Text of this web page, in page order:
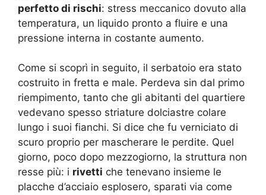
perfetto di rischi: stress meccanico dovuto alla
temperatura, un liquido pronto a fluire e una
pressione interna in costante aumento.
Come si scoprì in seguito, il serbatoio era stato
costruito in fretta e male. Perdeva sin dal primo
riempimento, tanto che gli abitanti del quartiere
vedevano spesso striature dolciastre colare
lungo i suoi fianchi. Si dice che fu verniciato di
scuro proprio per mascherare le perdite. Quel
giorno, poco dopo mezzogiorno, la struttura non
resse più: i rivetti che tenevano insieme le
placche d’acciaio esplosero, sparati via come